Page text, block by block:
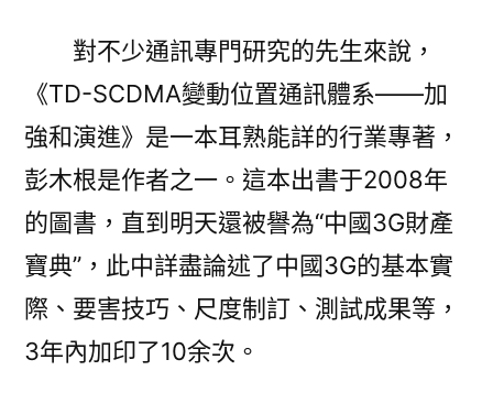
對不少通訊專門研究的先生來說，
《TD-SCDMA變動位置通訊體系——加
強和演進》是一本耳熟能詳的行業專著，
彭木根是作者之一。這本出書于2008年
的圖書，直到明天還被譽為“中國3G財產
寶典”，此中詳盡論述了中國3G的基本實
際、要害技巧、尺度制訂、測試成果等，
3年內加印了10余次。